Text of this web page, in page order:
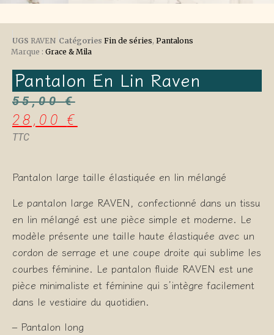
UGS RAVEN Catégories Fin de séries, Pantalons
Marque : Grace & Mila
Pantalon En Lin Raven
55,00€
28,00€
TTC
Pantalon large taille élastiquée en lin mélangé
Le pantalon large RAVEN, confectionné dans un tissu
en lin mélangé est une pièce simple et moderne. Le
modèle présente une taille haute élastiquée avec un
cordon de serrage et une coupe droite qui sublime les
courbes féminine. Le pantalon fluide RAVEN est une
pièce minimaliste et féminine qui s’intègre facilement
dans le vestiaire du quotidien.
– Pantalon long